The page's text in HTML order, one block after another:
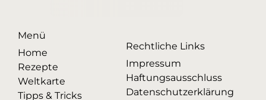
Menü
Home
Rezepte
Weltkarte
Tipps & Tricks
Rechtliche Links
Impressum
Haftungsausschluss
Datenschutzerklärung